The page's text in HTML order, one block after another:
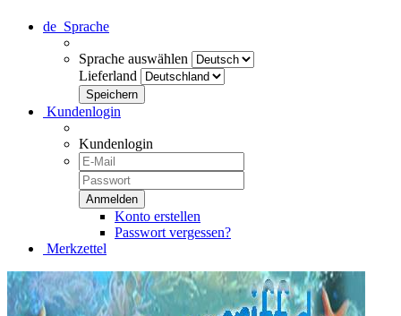
de Sprache
Sprache auswählen
Lieferland
Kundenlogin
Kundenlogin
Konto erstellen
Passwort vergessen?
Merkzettel